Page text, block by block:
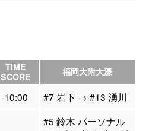
TIME
SCORE
福岡大附大濠
10:00 #7 岩下 → #13 湧川
#5 鈴木 パーソナル